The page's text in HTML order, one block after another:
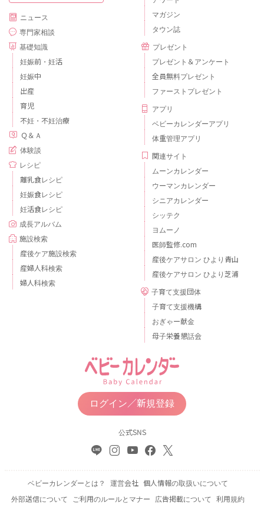
ニュース
専門家相談
基礎知識
妊娠前・妊活
妊娠中
出産
育児
不妊・不妊治療
Ｑ＆Ａ
体験談
レシピ
離乳食レシピ
妊娠食レシピ
妊活食レシピ
成長アルバム
施設検索
産後ケア施設検索
産婦人科検索
婦人科検索
マガジン
タウン誌
プレゼント
プレゼント＆アンケート
全員無料プレゼント
ファーストプレゼント
アプリ
ベビーカレンダーアプリ
体重管理アプリ
関連サイト
ムーンカレンダー
ウーマンカレンダー
シニアカレンダー
シッテク
ヨムーノ
医師監修.com
産後ケアサロン ひより青山
産後ケアサロン ひより芝浦
子育て支援団体
子育て支援機構
おぎゃー献金
母子栄養懇話会
ログイン／新規登録
公式SNS
ベビーカレンダーとは？ 運営会社
個人情報の取扱いについて
外部送信について
ご利用のルールとマナー 広告掲載について 利用規約